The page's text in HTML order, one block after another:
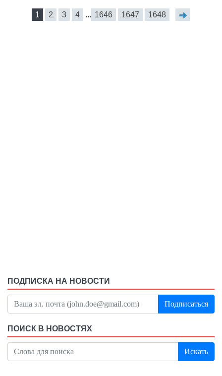
1 2 3 4 ... 1646 1647 1648
ПОДПИСКА НА НОВОСТИ
Подписаться
ПОИСК В НОВОСТЯХ
Искать